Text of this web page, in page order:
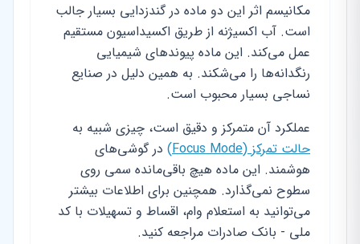
مکانیسم اثر این دو ماده در گندزدایی بسیار جالب
است. آب اکسیژنه از طریق اکسیداسیون مستقیم
عمل می‌کند. این ماده پیوندهای شیمیایی
رنگدانه‌ها را می‌شکند. به همین دلیل در صنایع
نساجی بسیار محبوب است.
عملکرد آن متمرکز و دقیق است، چیزی شبیه به
حالت تمرکز (Focus Mode)
در گوشی‌های
هوشمند. این ماده هیچ باقی‌مانده سمی روی
سطوح نمی‌گذارد. همچنین برای اطلاعات بیشتر
می‌توانید به استعلام وام، اقساط و تسهیلات با کد
ملی - بانک صادرات مراجعه کنید.